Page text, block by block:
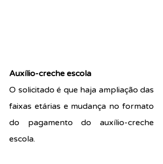
Auxílio-creche escola
O solicitado é que haja ampliação das
faixas etárias e mudança no formato
do pagamento do auxílio-creche
escola.